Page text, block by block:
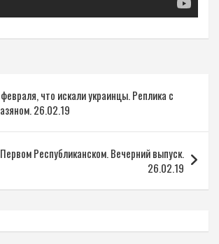
что искали украинцы. Реплика с
26.02.19
Республиканском. Вечерний выпуск.
26.02.19